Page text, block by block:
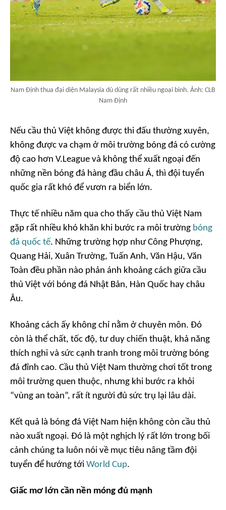
Nam Định thua đại diện Malaysia dù dùng rất nhiều ngoại binh. Ảnh: CLB
Nam Định
Nếu cầu thủ Việt không được thi đấu thường xuyên,
không được va chạm ở môi trường bóng đá có cường
độ cao hơn V.League và không thể xuất ngoại đến
những nền bóng đá hàng đầu châu Á, thì đội tuyển
quốc gia rất khó để vươn ra biển lớn.
Thực tế nhiều năm qua cho thấy cầu thủ Việt Nam
gặp rất nhiều khó khăn khi bước ra môi trường bóng
đá quốc tế. Những trường hợp như Công Phượng,
Quang Hải, Xuân Trường, Tuấn Anh, Văn Hậu, Văn
Toàn đều phần nào phản ánh khoảng cách giữa cầu
thủ Việt với bóng đá Nhật Bản, Hàn Quốc hay châu
Âu.
Khoảng cách ấy không chỉ nằm ở chuyên môn. Đó
còn là thể chất, tốc độ, tư duy chiến thuật, khả năng
thích nghi và sức cạnh tranh trong môi trường bóng
đá đỉnh cao. Cầu thủ Việt Nam thường chơi tốt trong
môi trường quen thuộc, nhưng khi bước ra khỏi
“vùng an toàn”, rất ít người đủ sức trụ lại lâu dài.
Kết quả là bóng đá Việt Nam hiện không còn cầu thủ
nào xuất ngoại. Đó là một nghịch lý rất lớn trong bối
cảnh chúng ta luôn nói về mục tiêu nâng tầm đội
tuyển để hướng tới World Cup.
Giấc mơ lớn cần nền móng đủ mạnh